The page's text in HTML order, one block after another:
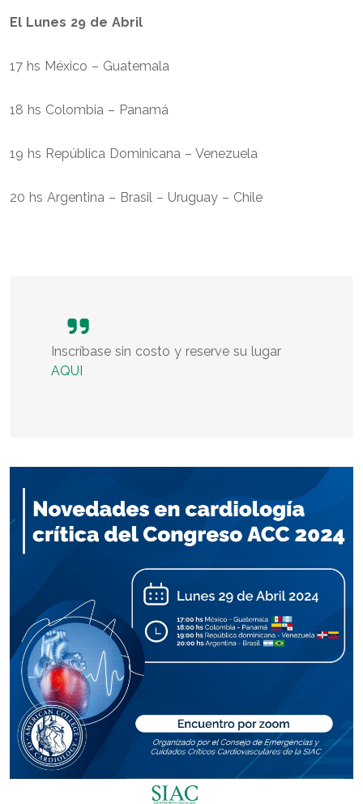
El Lunes 29 de Abril
17 hs México – Guatemala
18 hs Colombia – Panamá
19 hs República Dominicana – Venezuela
20 hs Argentina – Brasil – Uruguay – Chile
Inscríbase sin costo y reserve su lugar
AQUI